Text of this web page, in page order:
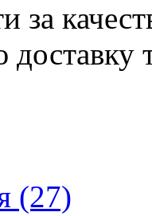
за
(27)